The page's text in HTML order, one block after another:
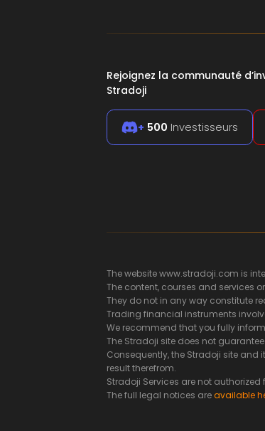
Rejoignez la communauté
Stradoji
+ 500 Investisseurs
The website www.stradoji.com is
The content, courses and services
They do not in any way constitute
Trading financial instruments
We recommend that you fully
The Stradoji site does not
Consequently, the Stradoji site
result therefrom.
Stradoji Services are not authorized
The full legal notices areavailable